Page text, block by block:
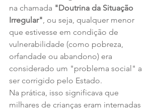
na chamada "Doutrina da Situação
Irregular", ou seja, qualquer menor
que estivesse em condição de
vulnerabilidade (como pobreza,
orfandade ou abandono) era
considerado um "problema social" a
ser corrigido pelo Estado.
Na prática, isso significava que
milhares de crianças eram internadas